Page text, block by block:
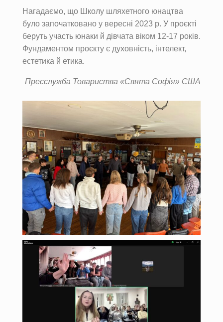
Нагадаємо, що Школу шляхетного юнацтва
було започатковано у вересні 2023 р. У проєкті
беруть участь юнаки й дівчата віком 12-17 років.
Фундаментом проєкту є духовність, інтелект,
естетика й етика.
Пресслужба Товариства «Свята Софія» США